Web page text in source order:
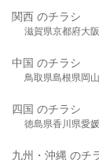
関西 のチラシ
滋賀県京都府大
中国 のチラシ
鳥取県島根県岡
四国 のチラシ
徳島県香川県愛
九州・沖縄 のチ